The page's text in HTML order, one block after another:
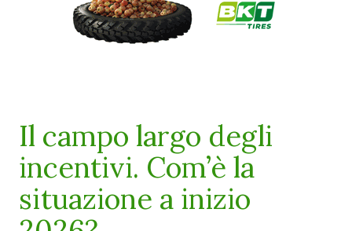
Il campo largo degli
incentivi. Com’è la
situazione a inizio